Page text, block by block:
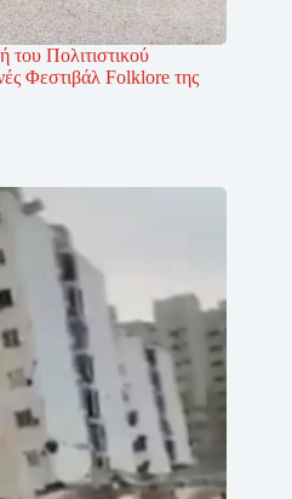
του Πολιτιστικού
Φεστιβάλ Folklore της